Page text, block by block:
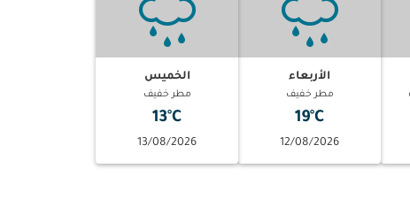
الأربعاء
مطر خفيف
19°C
12/08/2026
الخميس
مطر خفيف
13°C
13/08/2026